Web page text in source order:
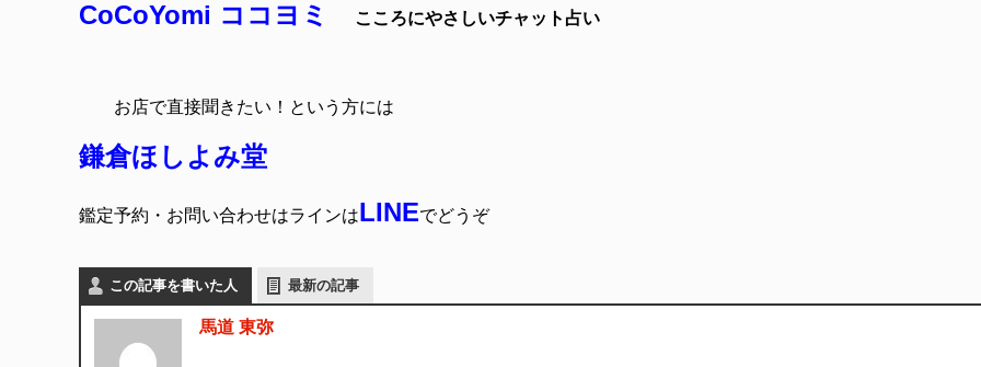
CoCoYomi ココヨミ こころにやさしいチャット占い
お店で直接聞きたい！という方には
鎌倉ほしよみ堂
鑑定予約・お問い合わせはラインはLINEでどうぞ
この記事を書いた人 最新の記事
馬道 東弥